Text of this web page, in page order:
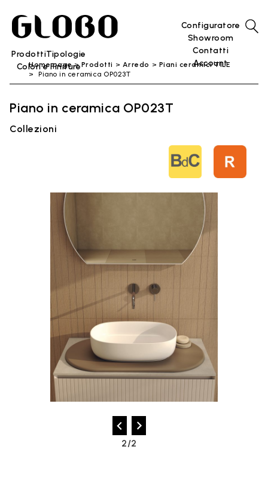
ProdottiTipologie
Colori e Finiture
Configuratore
Showroom
Contatti
Account
Home page Prodotti Arredo
Piani ceramici TILE
Piano in ceramica OP023T
Piano in ceramica OP023T
Collezioni
2/2